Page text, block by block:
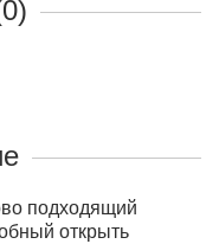
подходящий
открыть